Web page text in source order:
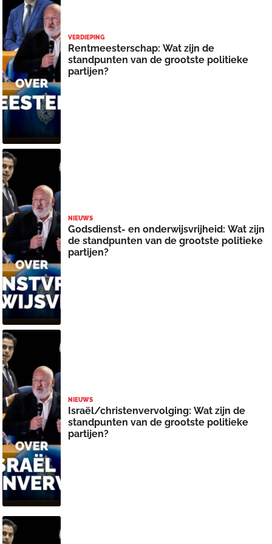
VERDIEPING
Rentmeesterschap: Wat zijn de
standpunten van de grootste politieke
partijen?
NIEUWS
Godsdienst- en onderwijsvrijheid: Wat zijn
de standpunten van de grootste politieke
partijen?
NIEUWS
Israël/christenvervolging: Wat zijn de
standpunten van de grootste politieke
partijen?